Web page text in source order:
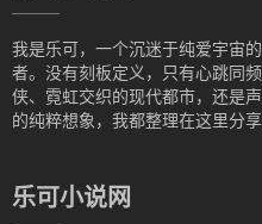
我是‌乐可，一个沉迷于纯爱宇宙
者。没有刻板定义，只有心跳同
侠、霓虹交织的现代都市，还是
的纯粹想象，我都整理在这里分
乐可小说网